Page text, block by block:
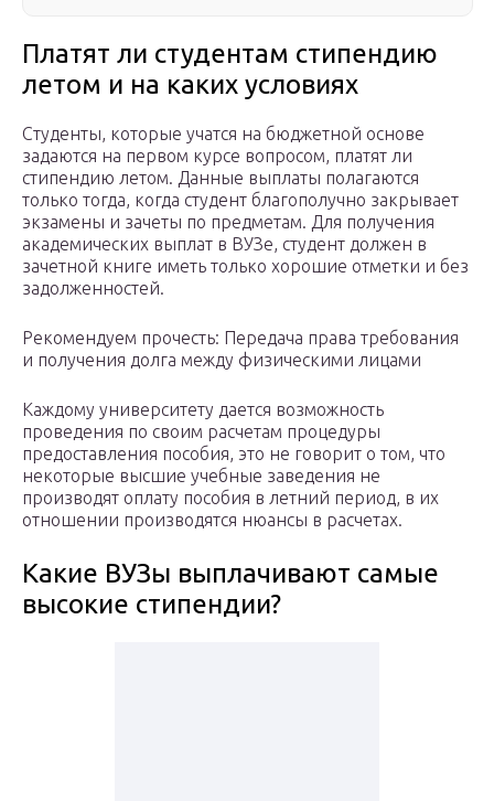
Платят ли студентам стипендию
летом и на каких условиях
Студенты, которые учатся на бюджетной основе
задаются на первом курсе вопросом, платят ли
стипендию летом. Данные выплаты полагаются
только тогда, когда студент благополучно закрывает
экзамены и зачеты по предметам. Для получения
академических выплат в ВУЗе, студент должен в
зачетной книге иметь только хорошие отметки и без
задолженностей.
Рекомендуем прочесть: Передача права требования
и получения долга между физическими лицами
Каждому университету дается возможность
проведения по своим расчетам процедуры
предоставления пособия, это не говорит о том, что
некоторые высшие учебные заведения не
производят оплату пособия в летний период, в их
отношении производятся нюансы в расчетах.
Какие ВУЗы выплачивают самые
высокие стипендии?